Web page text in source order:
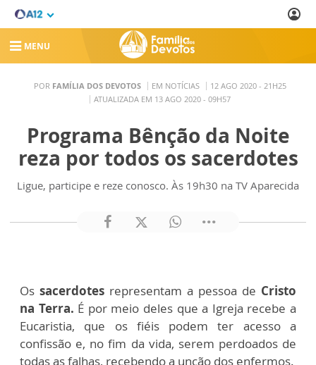
MENU
POR FAMÍLIA DOS DEVOTOS EM NOTÍCIAS
12 AGO 2020 - 21H25
ATUALIZADA EM 13 AGO 2020 - 09H57
Programa Bênção da Noite
reza por todos os sacerdotes
Ligue, participe e reze conosco. Às 19h30 na TV Aparecida
Os sacerdotes representam a pessoa de Cristo
na Terra. É por meio deles que a Igreja recebe a
Eucaristia, que os fiéis podem ter acesso a
confissão e, no fim da vida, serem perdoados de
todas as falhas, recebendo a unção dos enfermos.